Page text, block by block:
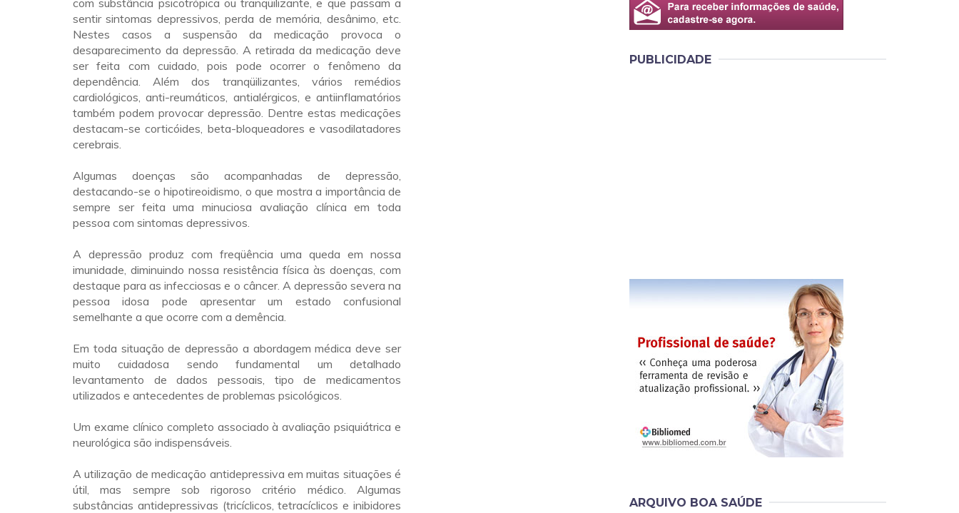
com substância psicotrópica ou tranqüilizante, e que passam a
sentir sintomas depressivos, perda de memória, desânimo, etc.
Nestes casos a suspensão da medicação provoca o
desaparecimento da depressão. A retirada da medicação deve
ser feita com cuidado, pois pode ocorrer o fenômeno da
dependência. Além dos tranqüilizantes, vários remédios
cardiológicos, anti-reumáticos, antialérgicos, e antiinflamatórios
também podem provocar depressão. Dentre estas medicações
destacam-se corticóides, beta-bloqueadores e vasodilatadores
cerebrais.
Algumas doenças são acompanhadas de depressão,
destacando-se o hipotireoidismo, o que mostra a importância de
sempre ser feita uma minuciosa avaliação clínica em toda
pessoa com sintomas depressivos.
A depressão produz com freqüência uma queda em nossa
imunidade, diminuindo nossa resistência física às doenças, com
destaque para as infecciosas e o câncer. A depressão severa na
pessoa idosa pode apresentar um estado confusional
semelhante a que ocorre com a demência.
Em toda situação de depressão a abordagem médica deve ser
muito cuidadosa sendo fundamental um detalhado
levantamento de dados pessoais, tipo de medicamentos
utilizados e antecedentes de problemas psicológicos.
Um exame clínico completo associado à avaliação psiquiátrica e
neurológica são indispensáveis.
A utilização de medicação antidepressiva em muitas situações é
útil, mas sempre sob rigoroso critério médico. Algumas
substâncias antidepressivas (tricíclicos, tetracíclicos e inibidores
PUBLICIDADE
ARQUIVO BOA SAÚDE